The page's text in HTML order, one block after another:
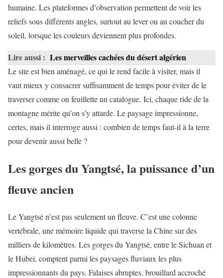
humaine. Les plateformes d’observation permettent de voir les
reliefs sous différents angles, surtout au lever ou au coucher du
soleil, lorsque les couleurs deviennent plus profondes.
Lire aussi : Les merveilles cachées du désert algérien
Le site est bien aménagé, ce qui le rend facile à visiter, mais il
vaut mieux y consacrer suffisamment de temps pour éviter de le
traverser comme on feuillette un catalogue. Ici, chaque ride de la
montagne mérite qu’on s’y attarde. Le paysage impressionne,
certes, mais il interroge aussi : combien de temps faut-il à la terre
pour devenir aussi belle ?
Les gorges du Yangtsé, la puissance d’un
fleuve ancien
Le Yangtsé n’est pas seulement un fleuve. C’est une colonne
vertébrale, une mémoire liquide qui traverse la Chine sur des
milliers de kilomètres. Les gorges du Yangtsé, entre le Sichuan et
le Hubei, comptent parmi les paysages fluviaux les plus
impressionnants du pays. Falaises abruptes, brouillard accroché